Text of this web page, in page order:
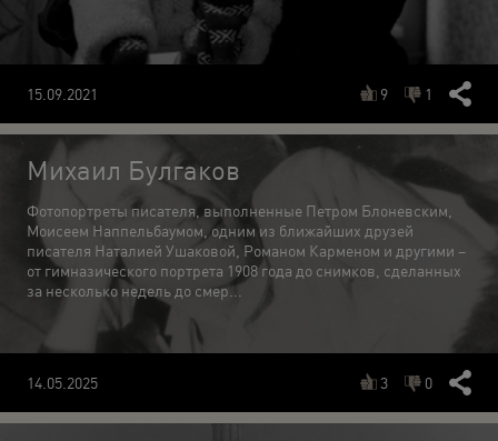
15.09.2021 9 1
Михаил Булгаков
Фотопортреты писателя, выполненные Петром Блоневским,
Моисеем Наппельбаумом, одним из ближайших друзей
писателя Наталией Ушаковой, Романом Карменом и другими –
от гимназического портрета 1908 года до снимков, сделанных
за несколько недель до смер...
14.05.2025 3 0